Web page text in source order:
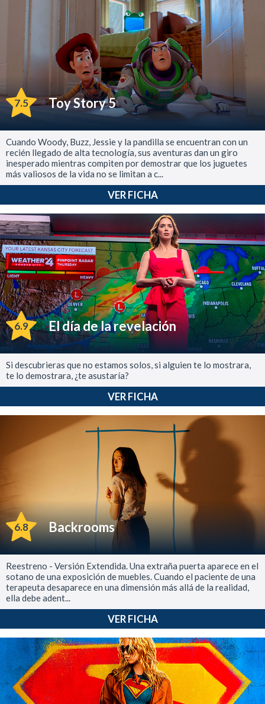
7.5 Toy Story 5
Cuando Woody, Buzz, Jessie y la pandilla se encuentran con un
recién llegado de alta tecnología, sus aventuras dan un giro
inesperado mientras compiten por demostrar que los juguetes
más valiosos de la vida no se limitan a c...
VER FICHA
6.9 El día de la revelación
Si descubrieras que no estamos solos, si alguien te lo mostrara,
te lo demostrara, ¿te asustaría?
VER FICHA
6.8 Backrooms
Reestreno - Versión Extendida. Una extraña puerta aparece en el
sotano de una exposición de muebles. Cuando el paciente de una
terapeuta desaparece en una dimensión más allá de la realidad,
ella debe adent...
VER FICHA